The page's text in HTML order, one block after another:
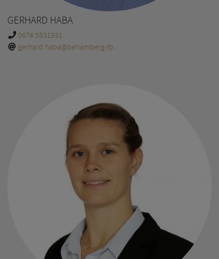
GERHARD HABA
0676 5531931
gerhard.haba@behamberg-fp...